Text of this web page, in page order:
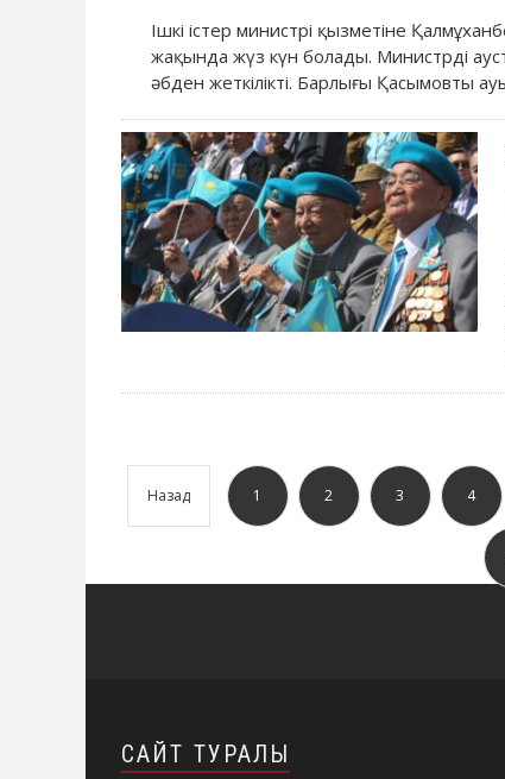
Ішкі істер министрі қызметіне
жақында жүз күн болады. Министрді
әбден жеткілікті. Барлығы Қасымовты
Назад 1 2 3 4
САЙТ ТУРАЛЫ